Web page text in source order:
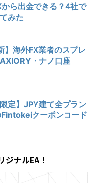
ら出金できる？4社で
みた
】海外FX業者のスプレ
・ナノ口座
限定】JPY建て全プラン
クーポンコード
ジナルEA！